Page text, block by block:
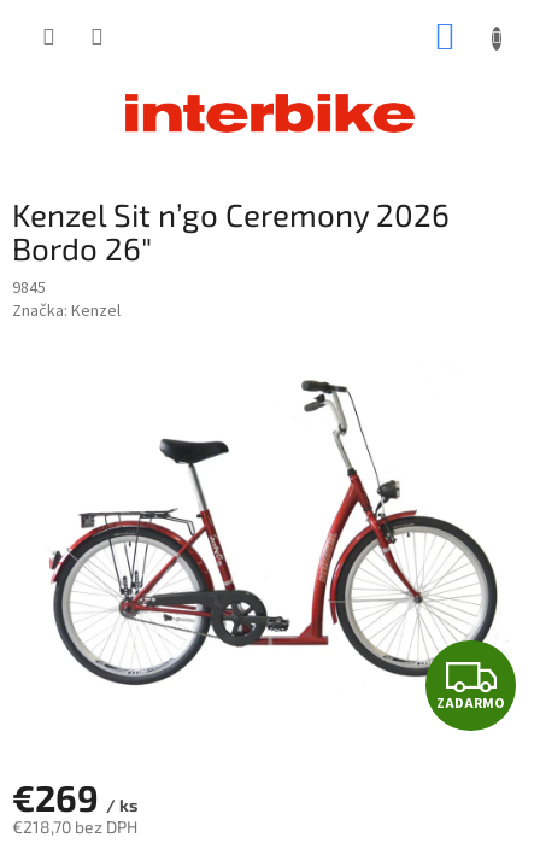
Kenzel Sit n’go Ceremony 2026
Bordo 26"
9845
Značka: Kenzel
Z
A
ZADARMO
€269 / ks
€218,70 bez DPH